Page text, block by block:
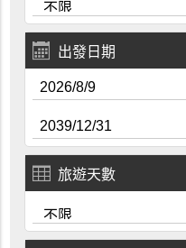
出發日期
旅遊天數